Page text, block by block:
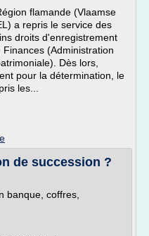
flamande (Vlaamse
a repris le service des
droits d'enregistrement
(Administration
Dès lors,
pour la détermination, le
les...
de succession ?
banque, coffres,